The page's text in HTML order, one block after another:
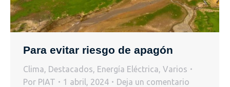
Para evitar riesgo de apagón
Clima, Destacados, Energía Eléctrica, Varios
Por PIAT 1 abril, 2024 Deja un comentario